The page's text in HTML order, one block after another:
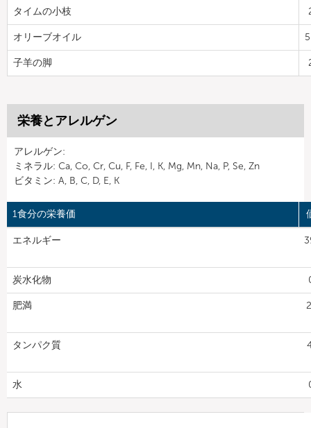
タイムの小枝
オリーブオイル
子羊の脚
栄養とアレルゲン
アレルゲン:
ミネラル: Ca, Co, Cr, Cu, F, Fe, I, K, Mg, Mn, Na, P, Se, Zn
ビタミン: A, B, C, D, E, K
1食分の栄養価
エネルギー
炭水化物
肥満
タンパク質
水